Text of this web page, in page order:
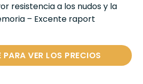
resistencia a los nudos y la
– Excente raport
PARA VER LOS PRECIOS